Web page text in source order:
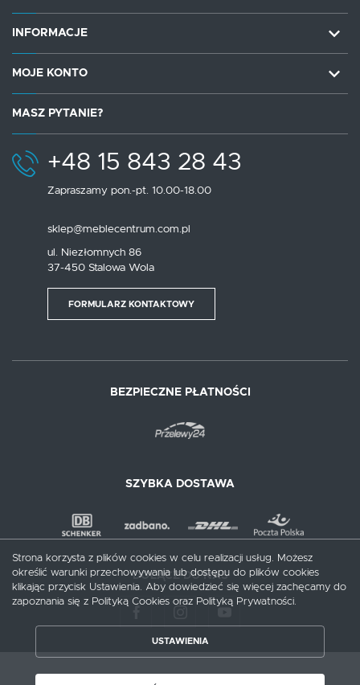
INFORMACJE
MOJE KONTO
MASZ PYTANIE?
+48 15 843 28 43
Zapraszamy pon.-pt. 10.00-18.00
sklep@meblecentrum.com.pl
ul. Niezłomnych 86
37-450 Stalowa Wola
FORMULARZ KONTAKTOWY
BEZPIECZNE PŁATNOŚCI
SZYBKA DOSTAWA
DOŁĄCZ DO NAS
Strona korzysta z plików cookies w celu realizacji usług. Możesz
określić warunki przechowywania lub dostępu do plików cookies
klikając przycisk Ustawienia. Aby dowiedzieć się więcej zachęcamy do
zapoznania się z Polityką Cookies oraz Polityką Prywatności.
USTAWIENIA
ZAPISZ WYBRANE